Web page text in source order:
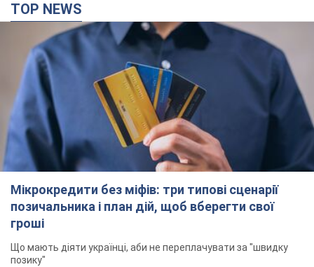
TOP NEWS
Мікрокредити без міфів: три типові сценарії
позичальника і план дій, щоб вберегти свої
гроші
Що мають діяти українці, аби не переплачувати за "швидку
позику"